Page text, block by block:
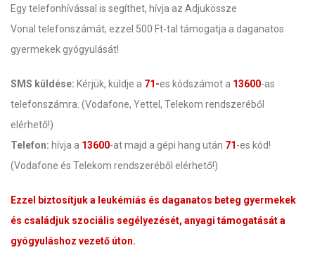
Egy telefonhívással is segíthet, hívja az Adjukössze
Vonal telefonszámát, ezzel 500 Ft-tal támogatja a daganatos
gyermekek gyógyulását!
SMS küldése: Kérjük, küldje a 71-es kódszámot a 13600-as
telefonszámra. (Vodafone, Yettel, Telekom rendszeréből
elérhető!)
Telefon: hívja a 13600-at majd a gépi hang után 71-es kód!
(Vodafone és Telekom rendszeréből elérhető!)
Ezzel biztosítjuk a leukémiás és daganatos beteg gyermekek
és családjuk szociális segélyezését, anyagi támogatását a
gyógyuláshoz vezető úton.